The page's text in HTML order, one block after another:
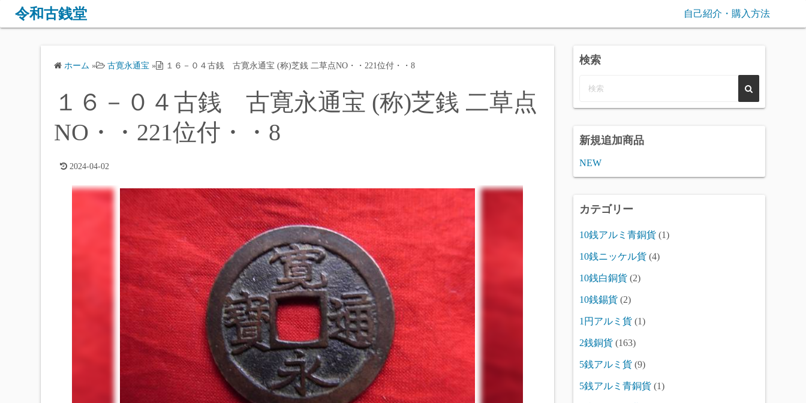
令和古銭堂 自己紹介・購入方法
ホーム » 古寛永通宝 » １６－０４古銭 古寛永通宝 (称)芝銭 二草点NO・・221位付・・8
１６－０４古銭 古寛永通宝 (称)芝銭 二草点
NO・・221位付・・8
2024-04-02
検索
新規追加商品
NEW
カテゴリー
10銭アルミ青銅貨 (1)
10銭ニッケル貨 (4)
10銭白銅貨 (2)
10銭錫貨 (2)
1円アルミ貨 (1)
2銭銅貨 (163)
5銭アルミ貨 (9)
5銭アルミ青銅貨 (1)